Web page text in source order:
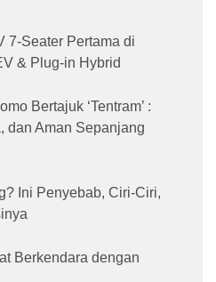
7-Seater Pertama di
& Plug-in Hybrid
Bertajuk ‘Tentram’ :
dan Aman Sepanjang
Ini Penyebab, Ciri-Ciri,
Berkendara dengan